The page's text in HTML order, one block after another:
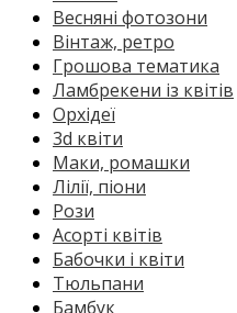
Весняні фотозони
Вінтаж, ретро
Грошова тематика
Ламбрекени із квітів
Орхідеї
3d квіти
Маки, ромашки
Лілії, піони
Рози
Асорті квітів
Бабочки і квіти
Тюльпани
Бамбук